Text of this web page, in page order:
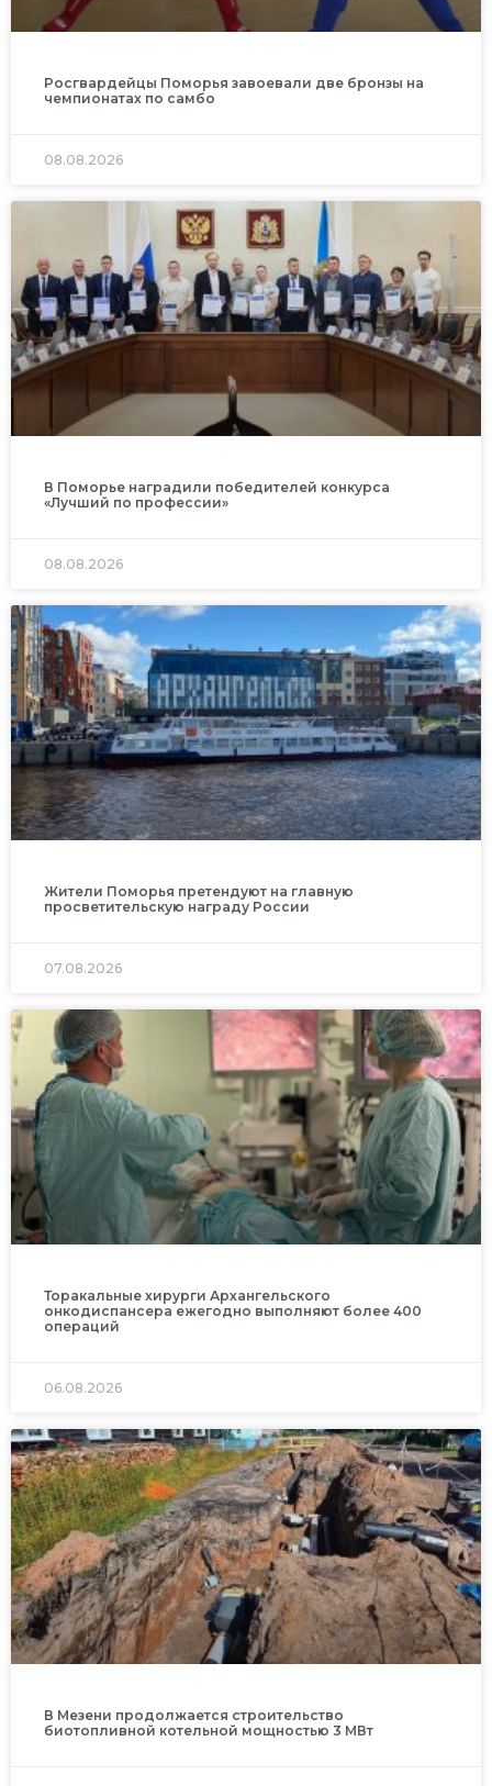
Росгвардейцы Поморья завоевали две бронзы на
чемпионатах по самбо
08.08.2026
В Поморье наградили победителей конкурса
«Лучший по профессии»
08.08.2026
Жители Поморья претендуют на главную
просветительскую награду России
07.08.2026
Торакальные хирурги Архангельского
онкодиспансера ежегодно выполняют более 400
операций
06.08.2026
В Мезени продолжается строительство
биотопливной котельной мощностью 3 МВт